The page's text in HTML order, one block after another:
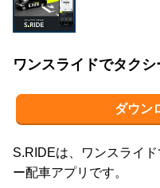
ワンスライドでタクシ
ダウン
S.RIDEは、ワンスライ
ー配車アプリです。